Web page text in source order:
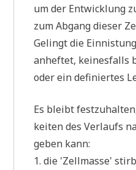
um der Ent­wick­lung
zum Abgang die­ser
Gelingt die
anhef­tet, kei­nes­falls
oder ein defi­nier­tes
Es bleibt
kei­ten des Ver­laufs
geben kann:
1. die 'Zell­mas­se'